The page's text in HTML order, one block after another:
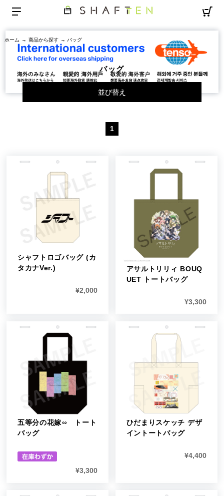
ホーム → 商品から探す → バッグ
バッグ
並び替え
1
シャフトロゴバッグ (カ
タカナVer.)
¥2,000
アサルトリリィ BOUQ
UET トートバッグ
¥3,300
五等分の花嫁∽ トート
バッグ
¥3,300
ひだまりスケッチ デザ
イントートバッグ
¥4,400